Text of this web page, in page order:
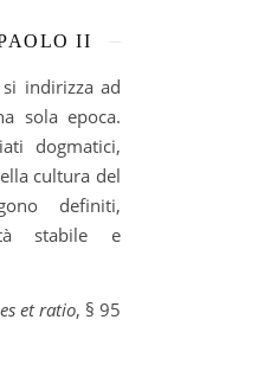
II
sola epoca.
dogmatici,
cultura del
definiti,
stabile e
et ratio, § 95